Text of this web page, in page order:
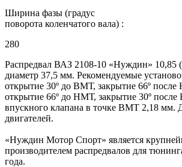
Ширина фазы (градус
поворота коленчатого вала) :
280
Распредвал ВАЗ 2108-10 «Нуждин» 10,85
диаметр 37,5 мм. Рекомендуемые
открытие 30º до ВМТ, закрытие 66º
открытие 66º до НМТ, закрытие 30º
впускного клапана в точке ВМТ 2,18 мм.
двигателей.
«Нуждин Мотор Спорт» является
производителем распредвалов для
года.